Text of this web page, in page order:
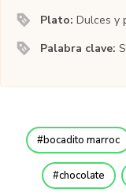
Plato:Dulces y
Palabra clave:
bocadito marroc
chocolate